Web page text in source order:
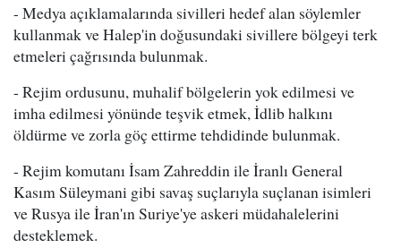
- Medya açıklamalarında sivilleri hedef alan söylemler
kullanmak ve Halep'in doğusundaki sivillere bölgeyi terk
etmeleri çağrısında bulunmak.
- Rejim ordusunu, muhalif bölgelerin yok edilmesi ve
imha edilmesi yönünde teşvik etmek, İdlib halkını
öldürme ve zorla göç ettirme tehdidinde bulunmak.
- Rejim komutanı İsam Zahreddin ile İranlı General
Kasım Süleymani gibi savaş suçlarıyla suçlanan isimleri
ve Rusya ile İran'ın Suriye'ye askeri müdahalelerini
desteklemek.